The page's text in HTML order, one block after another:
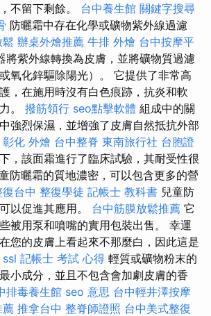
不留下剩餘。 台中養生館 關鍵字搜尋
防曬霜中存在化學或礦物紫外線過濾
辦桌外燴推薦 牛排 外燴 台中按摩平
將紫外線轉換為皮膚，並將礦物質過濾
氧化鋅驅除陽光）。 它提供了非常高
，在施用時沒有白色痕跡，抗炎和軟
。 撥筋領行 seo點擊軟體 組成中的關
強烈保濕，並增強了皮膚自然抵抗外部
彰化 外燴 台中整脊 東南旅行社 台胞證
，該面霜進行了臨床試驗，其耐受性很
防曬霜的質地濃密，可以包含更多的營
復台中 整復學徒 記帳士 教科書 兒童防
以促進其應用。 台中筋膜放鬆推薦 它
被用泵和噴嘴的實用包裝出售。 幸運
您的皮膚上看起來不那麼白，因此這是
ssl 記帳士 考試 心得 輕質或礦物粉末的
小成分，並且不包含會加劇皮膚的香
排毒養生館 seo 意思 台中輕井澤按摩
薦 推拿台中 整脊師證照 台中美式整復